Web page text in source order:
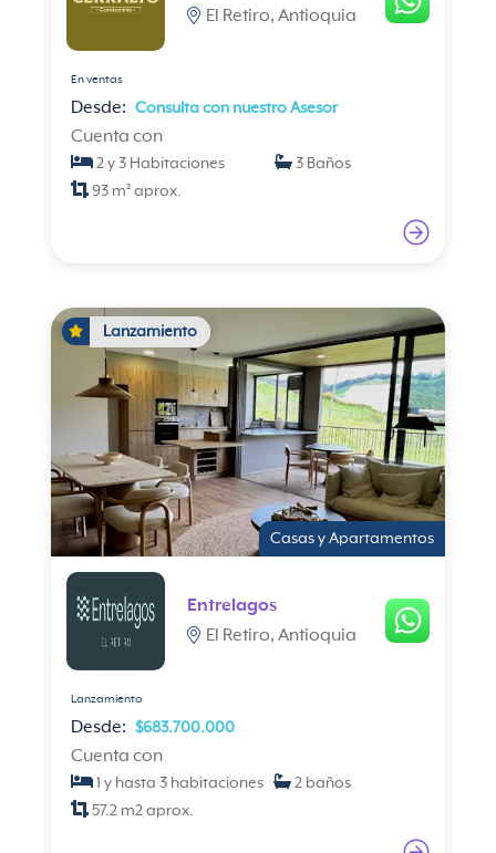
El Retiro, Antioquia
En ventas
Desde: Consulta con nuestro Asesor
Cuenta con
2 y 3 Habitaciones
3 Baños
93 m² aprox.
Lanzamiento
Casas y Apartamentos
Entrelagos
El Retiro, Antioquia
Lanzamiento
Desde: $683.700.000
Cuenta con
1 y hasta 3 habitaciones
2 baños
57.2 m2 aprox.